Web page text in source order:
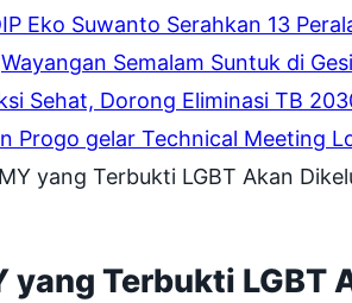
Eko Suwanto Serahkan 13
Wayangan Semalam Suntuk di
Sehat, Dorong Eliminasi TB
Progo gelar Technical Meeting
yang Terbukti LGBT Akan
Terbukti LGBT